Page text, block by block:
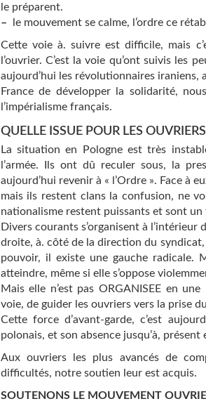
le préparent.
– le mouvement se calme, l’ordre ce
Cette voie à. suivre est difficile, mais
l’ouvrier. C’est la voie qu’ont suivis les
aujourd’hui les révolutionnaires iraniens,
France de développer la solidarité,
l’impérialisme français.
QUELLE ISSUE POUR LES
La situation en Pologne est très
l’armée. Ils ont dû reculer sous, la
aujourd’hui revenir à « l’Ordre ». Face à
mais ils restent clans la confusion, ne
nationalisme restent puissants et sont un
Divers courants s’organisent à l’intérieur
droite, à. côté de la direction du
pouvoir, il existe une gauche radicale.
atteindre, même si elle s’oppose
Mais elle n’est pas ORGANISEE en
voie, de guider les ouvriers vers la prise
Cette force d’avant-garde, c’est
polonais, et son absence jusqu’à,
Aux ouvriers les plus avancés de
difficultés, notre soutien leur est acquis.
SOUTENONS LE MOUVEMENT